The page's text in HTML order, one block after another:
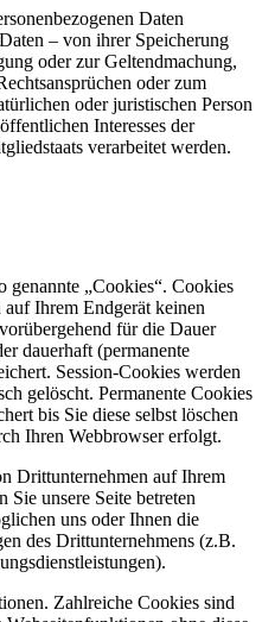
Daten
– von ihrer Speicherung
oder zur Geltendmachung,
oder zum
oder juristischen Person
Interesses der
verarbeitet werden.
genannte „Cookies“. Cookies
Ihrem Endgerät keinen
für die Dauer
dauerhaft (permanente
Session-Cookies werden
gelöscht. Permanente Cookies
bis Sie diese selbst löschen
Ihren Webbrowser erfolgt.
Drittunternehmen auf Ihrem
Sie unsere Seite betreten
uns oder Ihnen die
des Drittunternehmens (z.B.
Zahlreiche Cookies sind